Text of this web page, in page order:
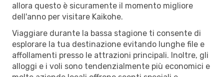
allora questo è sicuramente il momento migliore
dell'anno per visitare Kaikohe.
Viaggiare durante la bassa stagione ti consente di
esplorare la tua destinazione evitando lunghe file e
affollamenti presso le attrazioni principali. Inoltre, gli
alloggi e i voli sono tendenzialmente più economici e